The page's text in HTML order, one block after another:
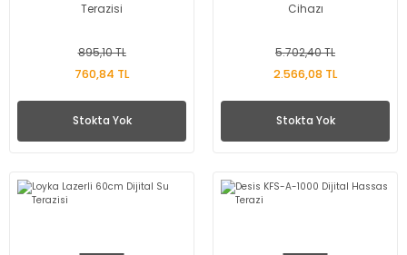
Terazisi
895,10 TL
760,84 TL
Stokta Yok
Cihazı
5.702,40 TL
2.566,08 TL
Stokta Yok